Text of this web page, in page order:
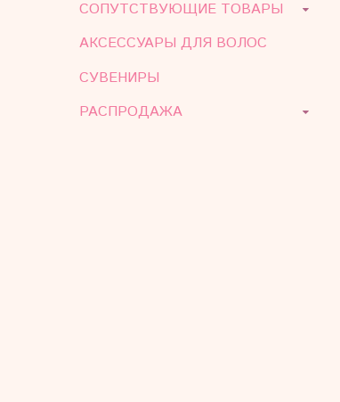
СОПУТСТВУЮЩИЕ ТОВАРЫ
АКСЕССУАРЫ ДЛЯ ВОЛОС
СУВЕНИРЫ
РАСПРОДАЖА